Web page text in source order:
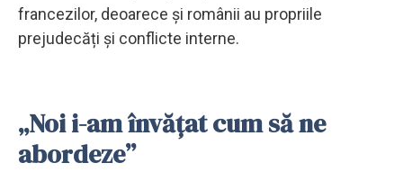
francezilor, deoarece și românii au propriile
prejudecăți și conflicte interne.
„Noi i-am învățat cum să ne
abordeze”